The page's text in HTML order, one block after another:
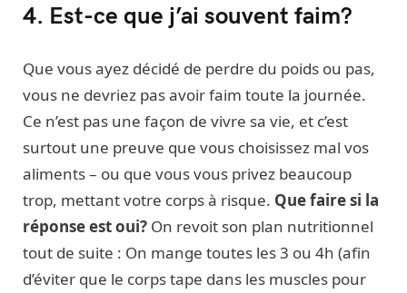
4. Est-ce que j’ai souvent faim?
Que vous ayez décidé de perdre du poids ou pas,
vous ne devriez pas avoir faim toute la journée.
Ce n’est pas une façon de vivre sa vie, et c’est
surtout une preuve que vous choisissez mal vos
aliments – ou que vous vous privez beaucoup
trop, mettant votre corps à risque. Que faire si la
réponse est oui? On revoit son plan nutritionnel
tout de suite : On mange toutes les 3 ou 4h (afin
d’éviter que le corps tape dans les muscles pour